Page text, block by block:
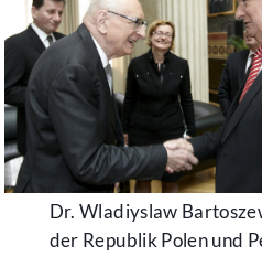
Dr. Wladiyslaw
der Republik Polen und